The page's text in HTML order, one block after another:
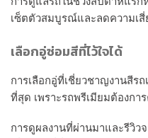
เซ็ตตัวสมบูรณ์และลดความเ
เลือกอู่ซ่อมสีที่ไว้ใจได้
การเลือกอู่ที่เชี่ยวชาญงานสีร
ที่สุด เพราะรถพรีเมียมต้องกา
การดูผลงานที่ผ่านมาและรีวิว